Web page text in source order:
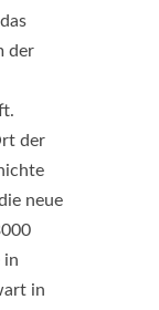
der
der
neue
in
in